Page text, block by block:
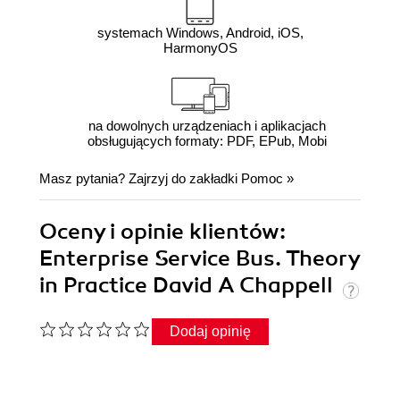
systemach Windows, Android, iOS,
HarmonyOS
na dowolnych urządzeniach i aplikacjach
obsługujących formaty: PDF, EPub, Mobi
Masz pytania? Zajrzyj do zakładki Pomoc »
Oceny i opinie klientów:
Enterprise Service Bus. Theory
in Practice David A Chappell
Dodaj opinię